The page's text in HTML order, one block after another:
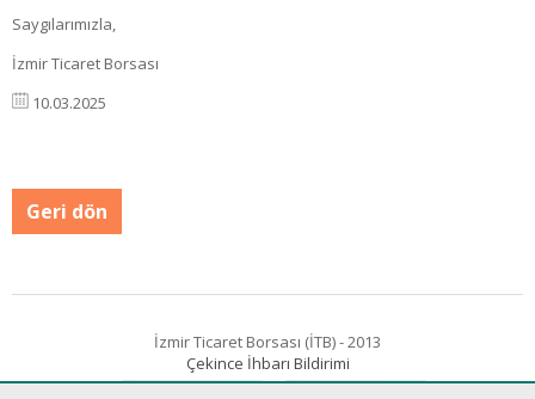
Saygılarımızla,
İzmir Ticaret Borsası
10.03.2025
Geri dön
İzmir Ticaret Borsası (İTB) - 2013
Çekince İhbarı Bildirimi